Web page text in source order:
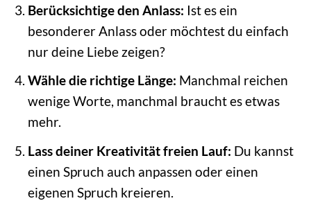
Berücksichtige den Anlass: Ist es ein
besonderer Anlass oder möchtest du einfach
nur deine Liebe zeigen?
Wähle die richtige Länge: Manchmal reichen
wenige Worte, manchmal braucht es etwas
mehr.
Lass deiner Kreativität freien Lauf: Du kannst
einen Spruch auch anpassen oder einen
eigenen Spruch kreieren.